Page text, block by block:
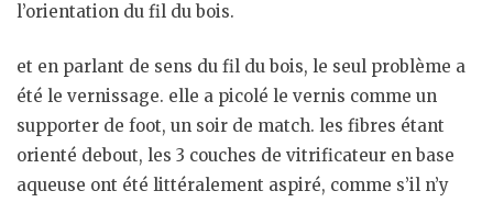
l’orientation du fil du bois.
et en parlant de sens du fil du bois, le seul problème a
été le vernissage. elle a picolé le vernis comme un
supporter de foot, un soir de match. les fibres étant
orienté debout, les 3 couches de vitrificateur en base
aqueuse ont été littéralement aspiré, comme s’il n’y